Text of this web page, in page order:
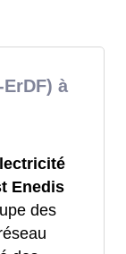
à
Enedis
des